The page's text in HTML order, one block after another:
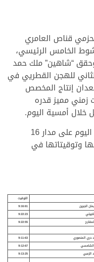
قناص العامري
الخامس الرئيسي،
916.81 دقيقة، وحقق “شاهين” ملك حمد
للهجن القطريي في
إنتاج المخصص
مميز قدره
وتوالت انطلاقات الجذاع قبائل مساء اليوم على مدار 16
نتائجها وتوقيتاتها في
التوقيت
الجبرين
9:16:61
9:22:23
9:22:55
المنصوري
9:11:63
الشامسي
9:12:67
9:13:25